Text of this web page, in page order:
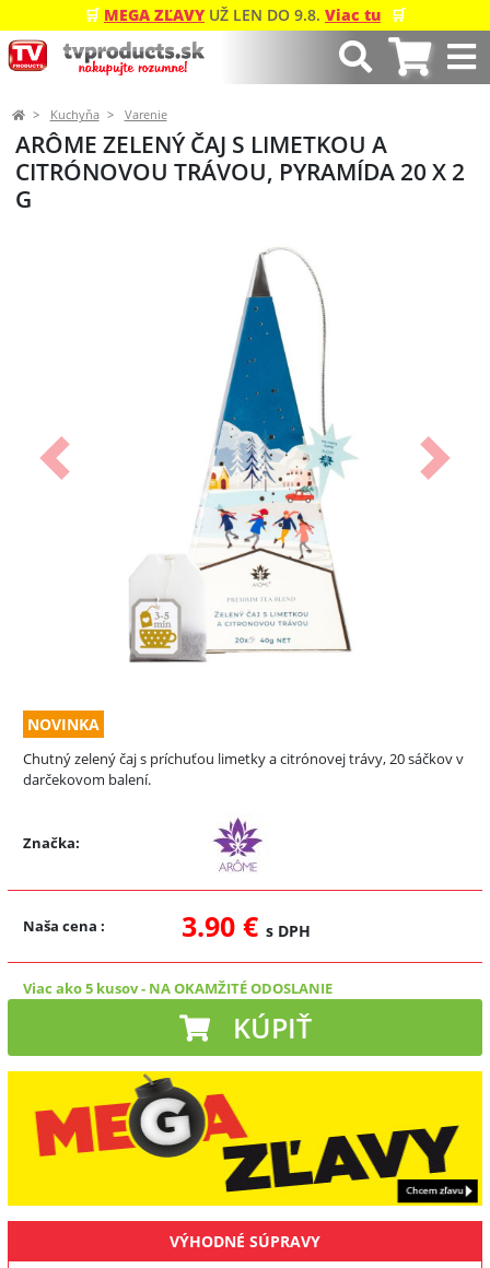
🛒 MEGA ZĽAVY UŽ LEN DO 9.8. Viac tu 🛒
Kuchyňa Varenie
ARÔME ZELENÝ ČAJ S LIMETKOU A
CITRÓNOVOU TRÁVOU, PYRAMÍDA 20 X 2
G
Predchádzajúci Ďalší
NOVINKA
Chutný zelený čaj s príchuťou limetky a citrónovej trávy, 20 sáčkov v
darčekovom balení.
Značka:
Naša cena : 3.90 € s DPH
Viac ako 5 kusov- NA OKAMŽITÉ ODOSLANIE
KÚPIŤ
VÝHODNÉ SÚPRAVY